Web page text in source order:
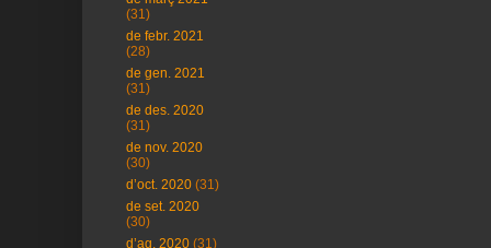
(31)
de febr. 2021
(28)
de gen. 2021
(31)
de des. 2020
(31)
de nov. 2020
(30)
d’oct. 2020 (31)
de set. 2020
(30)
d’ag. 2020 (31)